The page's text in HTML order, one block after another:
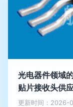
光电器件领域
贴片接收头供
更新时间：